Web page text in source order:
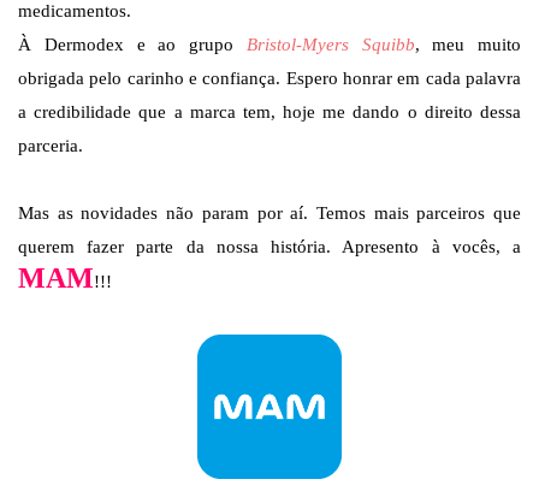
medicamentos.
À Dermodex e ao grupo Bristol-Myers Squibb, meu muito
obrigada pelo carinho e confiança. Espero honrar em cada palavra
a credibilidade que a marca tem, hoje me dando o direito dessa
parceria.
Mas as novidades não param por aí. Temos mais parceiros que
querem fazer parte da nossa história. Apresento à vocês, a
MAM!!!